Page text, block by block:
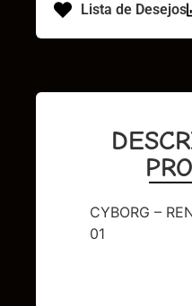
Lista de Desejos
CYBORG –
01